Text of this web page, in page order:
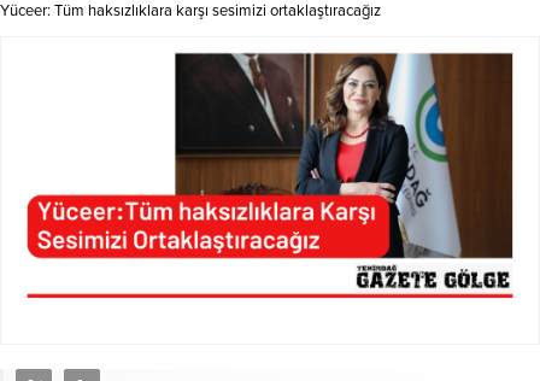
Yüceer: Tüm haksızlıklara karşı sesimizi ortaklaştıracağız